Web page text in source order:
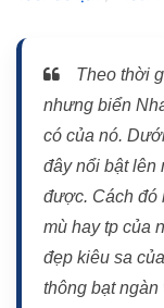
Theo thời
nhưng biển
có của nó.
đây nổi bật lên
được. Cách đó
mù hay tp của
đẹp kiêu sa
thông bạt ngàn